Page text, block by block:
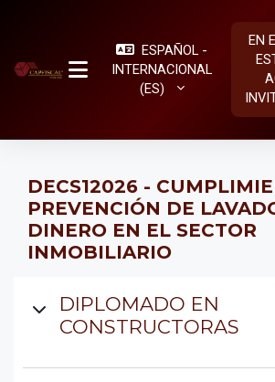
PANEL LATERAL
ESPAÑOL -
INTERNACIONAL
‎(ES)‎
EN
DECS12026 -
PREVENCIÓN DE
DINERO EN EL SECTOR
INMOBILIARIO
Diagrama de
DIPLOMADO EN
CONSTRUCTORAS